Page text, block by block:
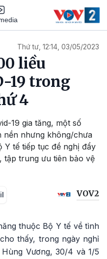
Thứ tư, 12:14, 03/05/2023
liều
19 trong
4
19 gia tăng, một số
nhưng không/chưa
Y tế tiếp tục đề nghị đẩy
tập trung ưu tiên bảo vệ
VOV2
thuộc Bộ Y tế về tình
thấy, trong ngày nghỉ
Vương, 30/4 và 1/5